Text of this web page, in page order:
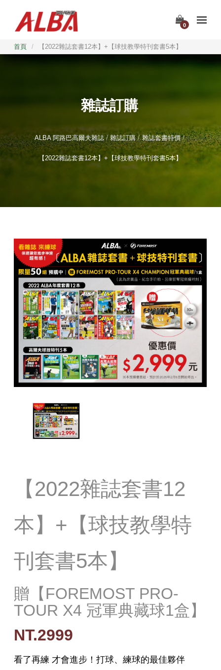
0
首頁 / 【2022雜誌套書12本】+【球技教學特刊套書5本】
雜誌訂購
ALBA 阿路巴高爾夫雜誌 雜誌訂購 雜誌套書特價
【2022雜誌套書12本】+【球技教學特刊套書5本】
【2022雜誌套書12
本】+【球技教學特
刊套書5本】
贈【FOREMOST PRO-
TOUR X4 冠軍典藏球1盒】
NT.2999
看了再練 才會進步！打球、練球的最佳夥伴